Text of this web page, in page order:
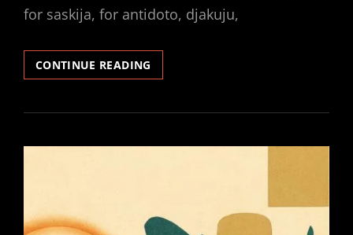
for saskija, for antidoto, djakuju,
CONTINUE READING
HOP
LOVE
1